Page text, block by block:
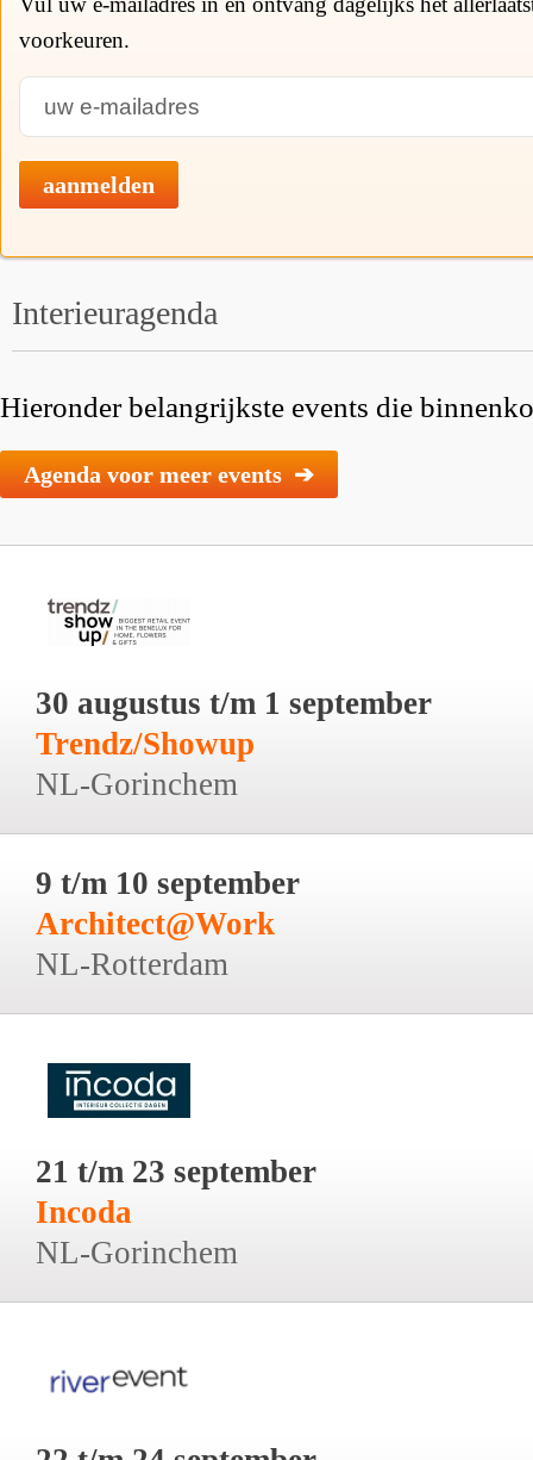
voorkeuren.
aanmelden
Interieuragenda
Hieronder belangrijkste events die
Agenda voor meer events ➔
30 augustus t/m 1 september
Trendz/Showup
NL-Gorinchem
9 t/m 10 september
Architect@Work
NL-Rotterdam
21 t/m 23 september
Incoda
NL-Gorinchem